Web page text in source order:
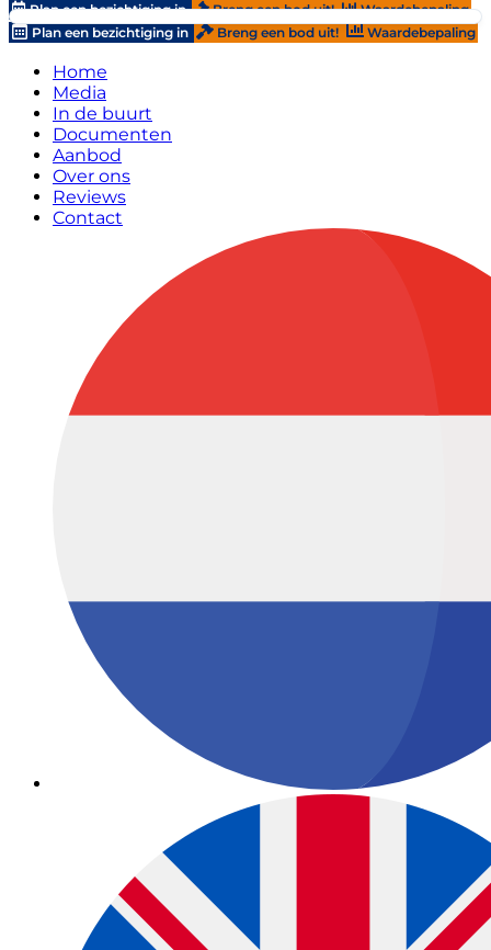
Plan een bezichtiging in Breng een bod uit!
Waardebepaling
Plan een bezichtiging in
Breng een bod uit! Waardebepaling
Home
Media
In de buurt
Documenten
Aanbod
Over ons
Reviews
Contact